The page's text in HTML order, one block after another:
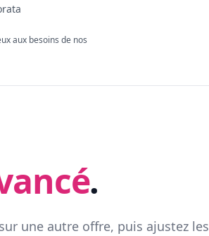
aux besoins de nos
.
une autre offre, puis ajustez les